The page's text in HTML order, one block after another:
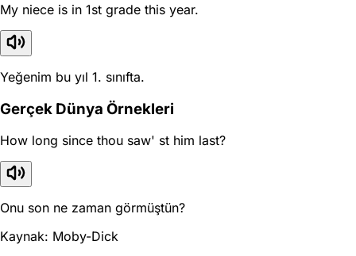
My niece is in 1st grade this year.
Yeğenim bu yıl 1. sınıfta.
Gerçek Dünya Örnekleri
How long since thou saw' st him last?
Onu son ne zaman görmüştün?
Kaynak: Moby-Dick